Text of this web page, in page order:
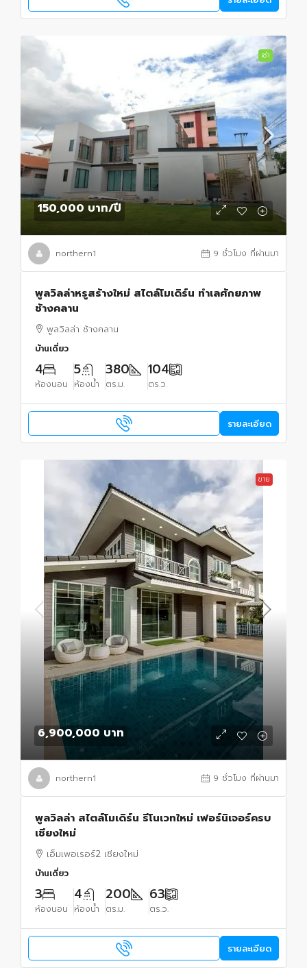
เช่า
150,000 บาท/ปี
northern1 9 ชั่วโมง ที่ผ่านมา
พูลวิลล่าหรูสร้างใหม่ สไตล์โมเดิร์น ทำเลศักยภาพ
ช้างคลาน
พูลวิลล่า ช้างคลาน
บ้านเดี่ยว
4
ห้องนอน
5
ห้องน้ำ
380
ตร.ม.
104
ตร.ว.
รายละเอียด
ขาย
6,900,000 บาท
northern1 9 ชั่วโมง ที่ผ่านมา
พูลวิลล่า สไตล์โมเดิร์น รีโนเวทใหม่ เฟอร์นิเจอร์ครบ
เชียงใหม่
เอ็มเพอเรอร์2 เชียงใหม่
บ้านเดี่ยว
3
ห้องนอน
4
ห้องน้ำ
200
ตร.ม.
63
ตร.ว.
รายละเอียด